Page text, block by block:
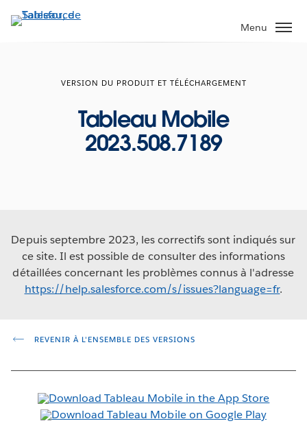
Aller
au
Menu
VERSION DU PRODUIT ET TÉLÉCHARGEMENT
Tableau Mobile
2023.508.7189
Depuis septembre 2023, les correctifs sont indiqués sur
ce site. Il est possible de consulter des informations
détaillées concernant les problèmes connus à l'adresse
https://help.salesforce.com/s/issues?language=fr.
REVENIR À L'ENSEMBLE DES VERSIONS